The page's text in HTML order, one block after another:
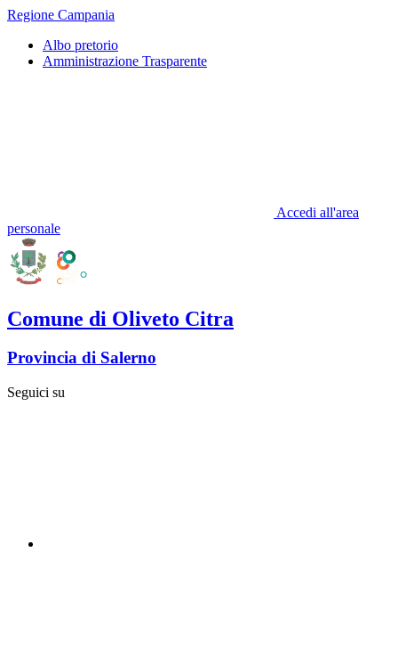
Regione Campania
Albo pretorio
Amministrazione Trasparente
Accedi all'area
personale
Comune di Oliveto Citra
Provincia di Salerno
Seguici su